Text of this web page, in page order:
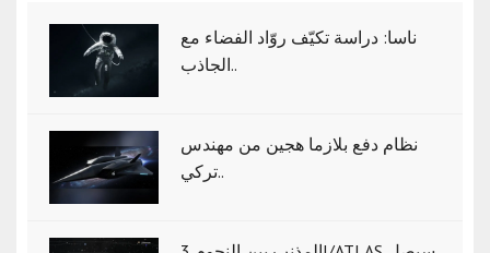
ناسا: دراسة تكيّف روّاد الفضاء مع
الجاذب..
نظام دفع بلازما هجين من مهندس
تركي..